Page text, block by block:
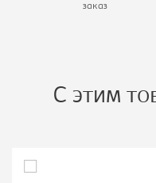
заказ
С этим